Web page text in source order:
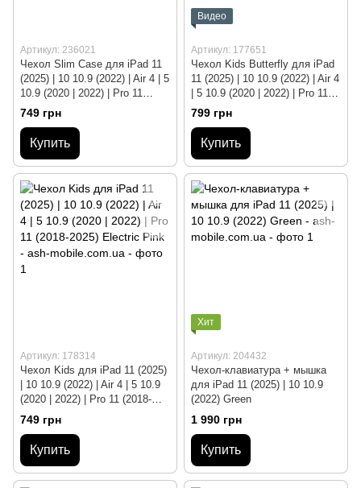
Артикул: 236021
Чехол Slim Case для iPad 11
(2025) | 10 10.9 (2022) | Air 4 | 5
10.9 (2020 | 2022) | Pro 11
(2018-2025) Багато панд
749 грн
Купить
Видео
Артикул: 177651
Чехол Kids Butterfly для iPad
11 (2025) | 10 10.9 (2022) | Air 4
| 5 10.9 (2020 | 2022) | Pro 11
(2018-2025) Black
799 грн
Купить
Артикул: 178314
Чехол Kids для iPad 11 (2025)
| 10 10.9 (2022) | Air 4 | 5 10.9
(2020 | 2022) | Pro 11 (2018-
2025) Electric Pink
749 грн
Купить
Хит
Артикул: 204432
Чехол-клавиатура + мышка
для iPad 11 (2025) | 10 10.9
(2022) Green
1 990 грн
Купить